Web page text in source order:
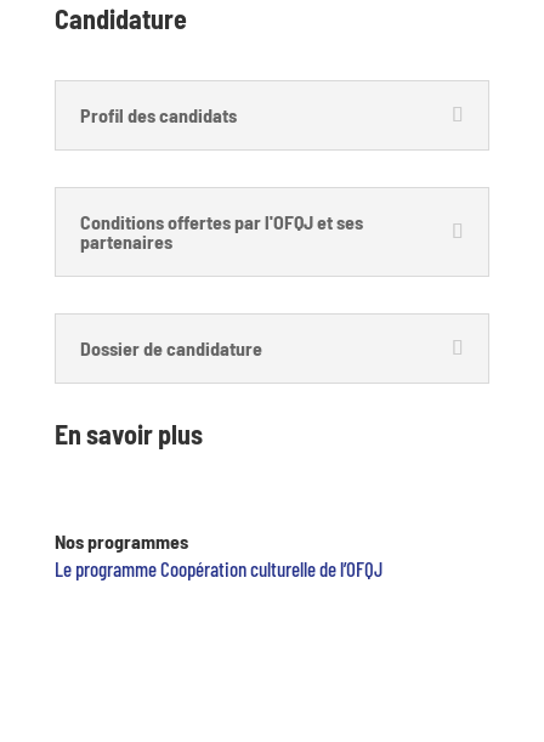
Candidature
Profil des candidats
Conditions offertes par l'OFQJ et ses
partenaires
Dossier de candidature
En savoir plus
Nos programmes
Le programme Coopération culturelle de l’OFQJ